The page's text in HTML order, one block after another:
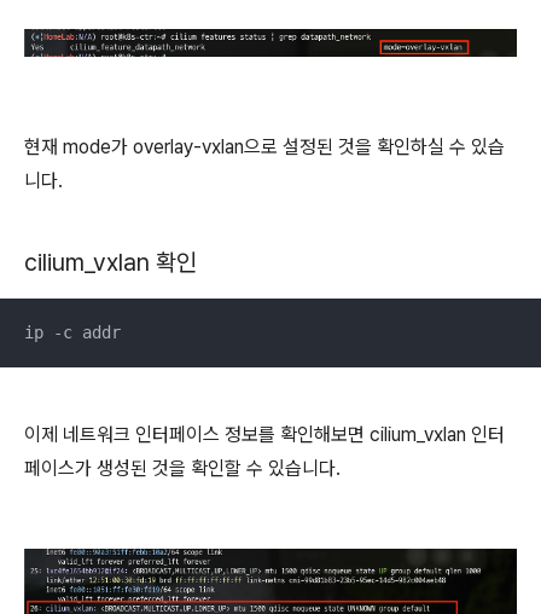
현재 mode가 overlay-vxlan으로 설정된 것을 확인하실 수 있습
니다.
cilium_vxlan 확인
ip -c addr
이제 네트워크 인터페이스 정보를 확인해보면 cilium_vxlan 인터
페이스가 생성된 것을 확인할 수 있습니다.